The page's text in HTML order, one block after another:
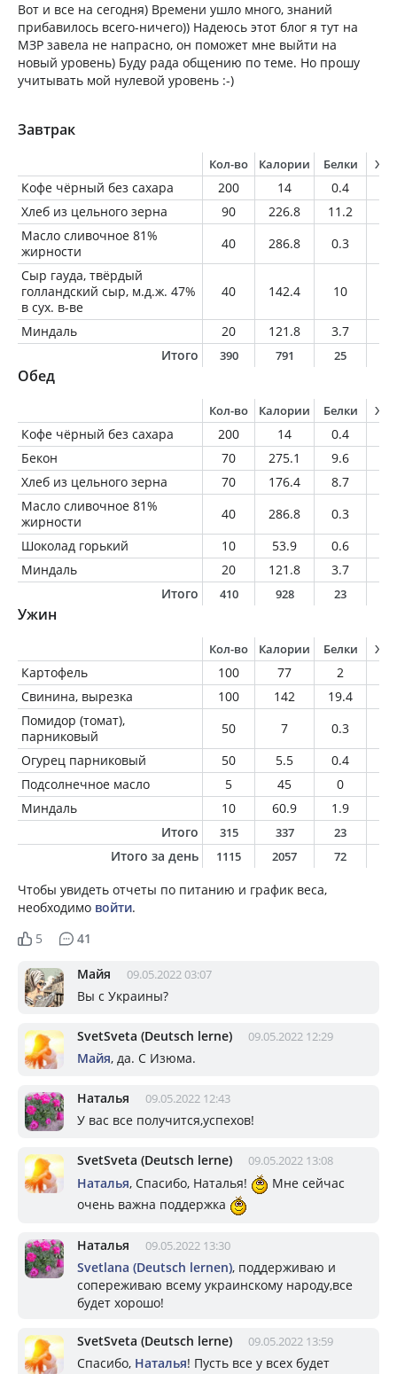
Вот и все на сегодня) Времени ушло много, знаний
прибавилось всего-ничего)) Надеюсь этот блог я тут на
МЗР завела не напрасно, он поможет мне выйти на
новый уровень) Буду рада общению по теме. Но прошу
учитывать мой нулевой уровень :-)
Завтрак
Кол-во Калории Белки
Кофе чёрный без сахара 200 14 0.4
Хлеб из цельного зерна
90 226.8 11.2
Масло сливочное 81%
жирности
40 286.8 0.3
Сыр гауда, твёрдый
голландский сыр, м.д.ж. 47%
в сух. в-ве
40 142.4 10
Миндаль 20 121.8 3.7
Итого
390 791 25
Обед
Кол-во Калории Белки
Кофе чёрный без сахара 200 14 0.4
Бекон
70 275.1 9.6
Хлеб из цельного зерна
70 176.4 8.7
Масло сливочное 81%
жирности
40 286.8 0.3
Шоколад горький
10 53.9 0.6
Миндаль
20 121.8 3.7
Итого
410 928 23
Ужин
Кол-во Калории Белки
Картофель 100 77 2
Свинина, вырезка
100 142 19.4
Помидор (томат),
парниковый
50 7 0.3
Огурец парниковый
50 5.5 0.4
Подсолнечное масло
5 45 0
Миндаль
10 60.9 1.9
Итого
315 337 23
Итого за день 1115 2057 72
Чтобы увидеть отчеты по питанию и график веса,
необходимо войти.
5
41
Майя 09.05.2022 03:07
Вы с Украины?
SvetSveta (Deutsch lerne) 09.05.2022 12:29
Майя, да. С Изюма.
Наталья 09.05.2022 12:43
У вас все получится,успехов!
SvetSveta (Deutsch lerne) 09.05.2022 13:08
Наталья, Спасибо, Наталья!
Мне сейчас
очень важна поддержка
Наталья 09.05.2022 13:30
Svetlana (Deutsch lernen), поддерживаю и
сопереживаю всему украинскому народу,все
будет хорошо!
SvetSveta (Deutsch lerne) 09.05.2022 13:59
Спасибо, Наталья! Пусть все у всех будет